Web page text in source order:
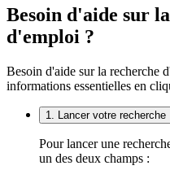
Besoin d'aide sur
d'emploi ?
Besoin d'aide sur la recherche
informations essentielles en
1. Lancer votre recherche
Pour lancer une
un des deux champs :